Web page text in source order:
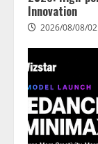
Innovation
2026/08/08/